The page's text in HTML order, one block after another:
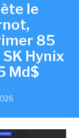
le
85
Hynix
Md$